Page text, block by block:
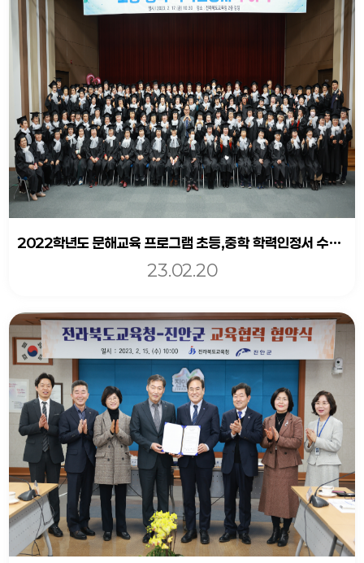
2022학년도 문해교육 프로그램 초등,중학 학력인정서 수여식
23.02.20